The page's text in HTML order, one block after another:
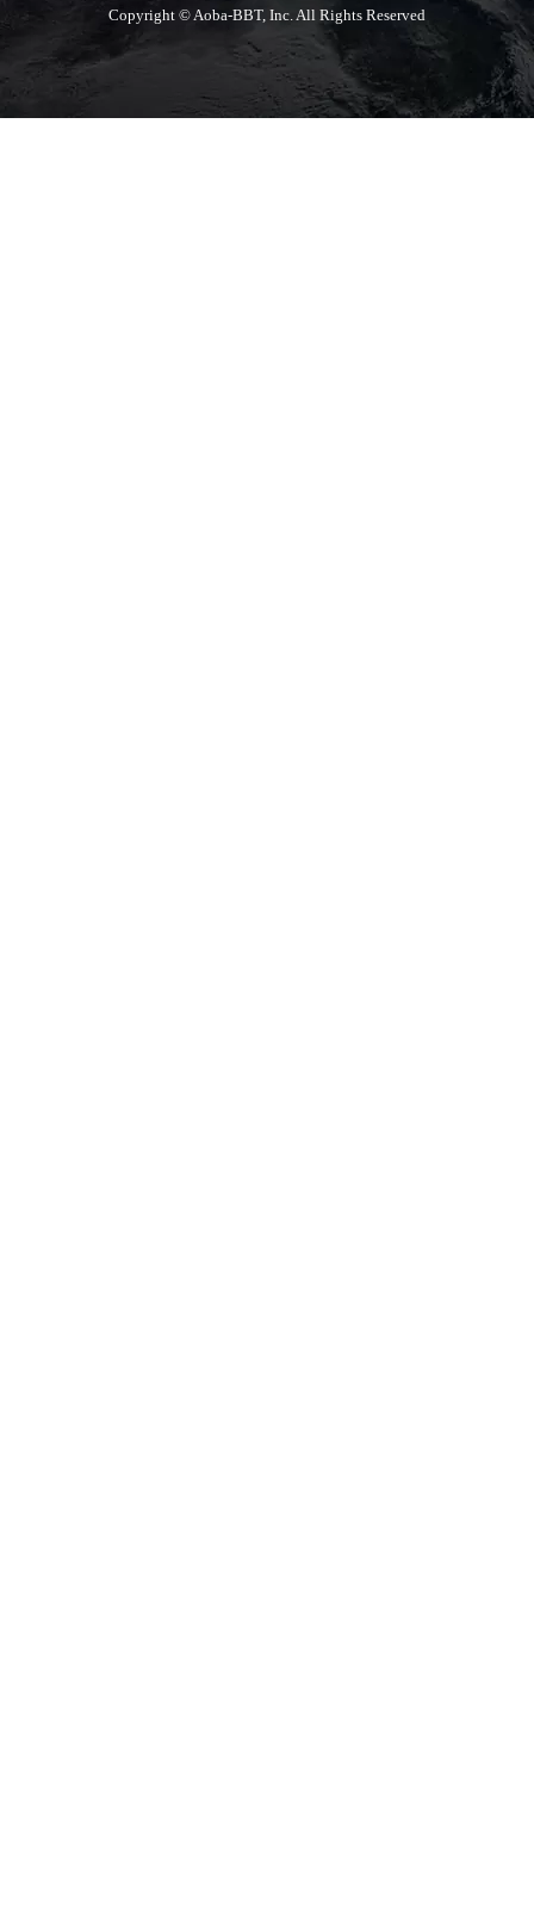
Copyright © Aoba-BBT, Inc. All Rights Reserved